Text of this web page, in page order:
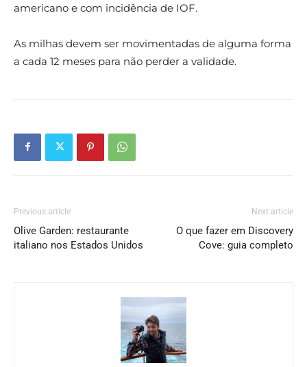
americano e com incidência de IOF.
As milhas devem ser movimentadas de alguma forma
a cada 12 meses para não perder a validade.
Previous article
Olive Garden: restaurante
italiano nos Estados Unidos
Next article
O que fazer em Discovery
Cove: guia completo